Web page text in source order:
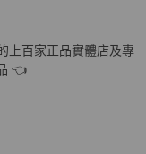
98新配件塵
上百家正品實體店及專
👈